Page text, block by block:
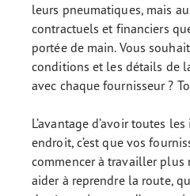
leurs pneumatiques, mais
contractuels et financiers
portée de main. Vous
conditions et les détails de
avec chaque fournisseur ?
L’avantage d’avoir toutes
endroit, c’est que vos
commencer à travailler plus
aider à reprendre la route,